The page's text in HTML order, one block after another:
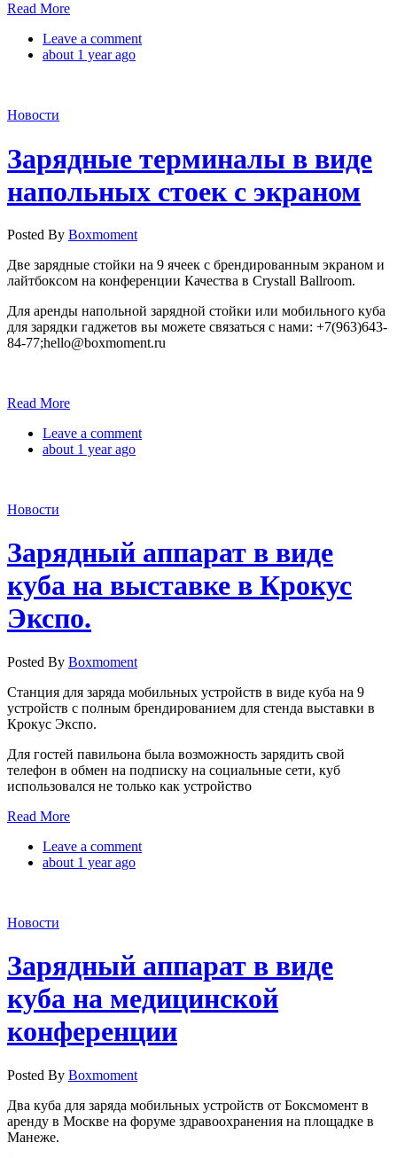
Read More
Leave a comment
about 1 year ago
Новости
Зарядные терминалы в виде
напольных стоек с экраном
Posted By Boxmoment
Две зарядные стойки на 9 ячеек с брендированным экраном и
лайтбоксом на конференции Качества в Crystall Ballroom.
Для аренды напольной зарядной стойки или мобильного куба
для зарядки гаджетов вы можете связаться с нами: +7(963)643-
84-77;hello@boxmoment.ru
Read More
Leave a comment
about 1 year ago
Новости
Зарядный аппарат в виде
куба на выставке в Крокус
Экспо.
Posted By Boxmoment
Станция для заряда мобильных устройств в виде куба на 9
устройств с полным брендированием для стенда выставки в
Крокус Экспо.
Для гостей павильона была возможность зарядить свой
телефон в обмен на подписку на социальные сети, куб
использовался не только как устройство
Read More
Leave a comment
about 1 year ago
Новости
Зарядный аппарат в виде
куба на медицинской
конференции
Posted By Boxmoment
Два куба для заряда мобильных устройств от Боксмомент в
аренду в Москве на форуме здравоохранения на площадке в
Манеже.